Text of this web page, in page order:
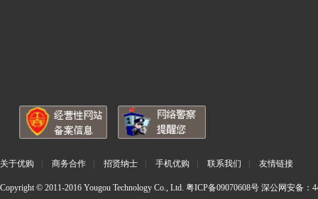
关于优购 商务合作 招贤纳士 手机优购 联系我们 友情链接
Copyright © 2011-2016 Yougou Technology Co., Ltd. 粤ICP备09070608号 深公网安备：